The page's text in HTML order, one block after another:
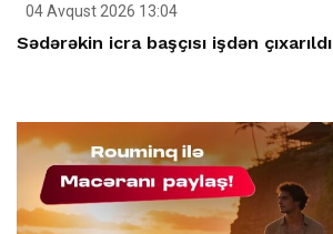
04 Avqust 2026 13:04
Sədərəkin icra başçısı işdən çıxarıldı